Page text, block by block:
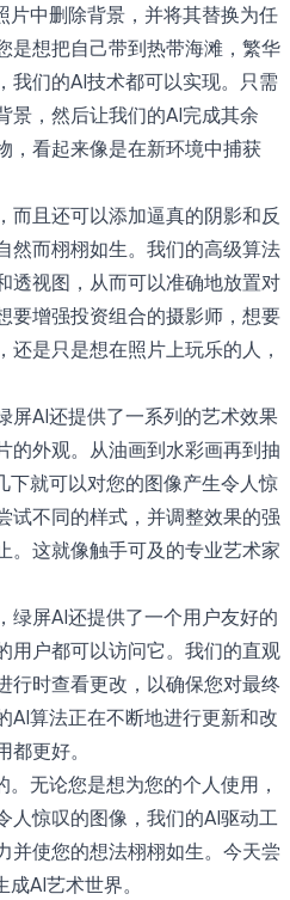
片中删除背景，并将其替换为任
是想把自己带到热带海滩，繁华
我们的AI技术都可以实现。只需
景，然后让我们的AI完成其余
，看起来像是在新环境中捕获
而且还可以添加逼真的阴影和反
然而栩栩如生。我们的高级算法
透视图，从而可以准确地放置对
要增强投资组合的摄影师，想要
还是只是想在照片上玩乐的人，
屏AI还提供了一系列的艺术效果
的外观。从油画到水彩画再到抽
下就可以对您的图像产生令人惊
试不同的样式，并调整效果的强
。这就像触手可及的专业艺术家
绿屏AI还提供了一个用户友好的
用户都可以访问它。我们的直观
行时查看更改，以确保您对最终
AI算法正在不断地进行更新和改
更好。
无论您是想为您的个人使用，
人惊叹的图像，我们的AI驱动工
并使您的想法栩栩如生。今天尝
AI艺术世界。